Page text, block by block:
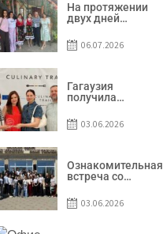
На протяжении
двух дней
принимала
коллег из
Республики
Молдова
06.07.2026
Гагаузия
получила
признание в
рамках проекта
03.06.2026
Ознакомительная
встреча со
специальности
«Агент по
03.06.2026